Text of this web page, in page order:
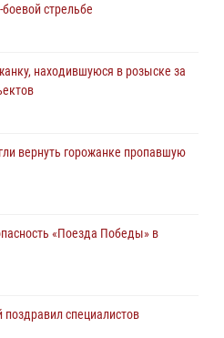
стрельбе
находившуюся в розыске за
вернуть горожанке пропавшую
«Поезда Победы» в
поздравил специалистов